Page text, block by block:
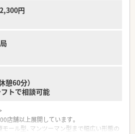
円
憩60分）
トで相談可能
店舗以上展開しています。
ール型、マンツーマン型まで幅広い形態の